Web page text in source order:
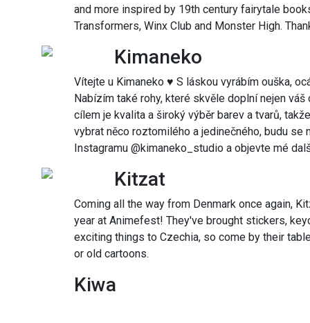
and more inspired by 19th century fairytale
Transformers, Winx Club and Monster High.
Kimaneko
Vítejte u Kimaneko ♥ S láskou vyrábím ouška,
Nabízím také rohy, které skvěle doplní nejen
cílem je kvalita a široký výběr barev a tvarů,
vybrat něco roztomilého a jedinečného, budu se
Instagramu @kimaneko_studio a objevte mé
Kitzat
Coming all the way from Denmark once again,
year at Animefest! They've brought stickers,
exciting things to Czechia, so come by their
or old cartoons.
Kiwa